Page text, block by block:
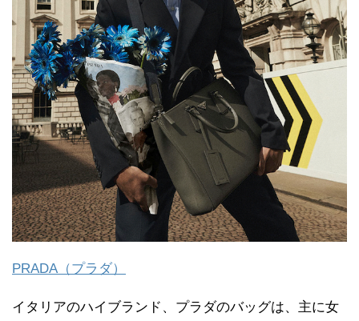
PRADA（プラダ）
イタリアのハイブランド、プラダのバッグは、主に女